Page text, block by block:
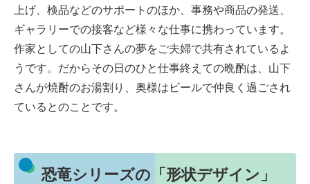
上げ、検品などのサポートのほか、事務や商品の発送、
ギャラリーでの接客など様々な仕事に携わっています。
作家としての山下さんの夢をご夫婦で共有されているよ
うです。だからその日のひと仕事終えての晩酌は、山下
さんが焼酎のお湯割り、奥様はビールで仲良く過ごされ
ているとのことです。
恐竜シリーズの「形状デザイン」